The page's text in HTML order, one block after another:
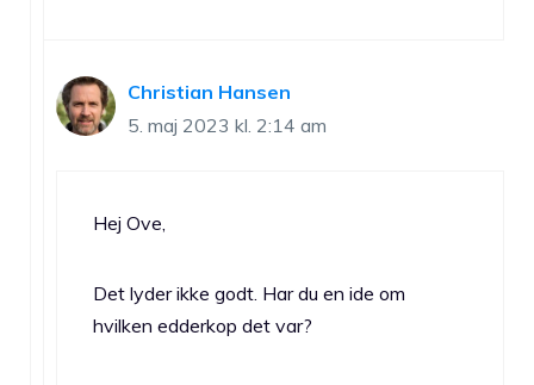
Christian Hansen
5. maj 2023 kl. 2:14 am
Hej Ove,
Det lyder ikke godt. Har du en ide om
hvilken edderkop det var?